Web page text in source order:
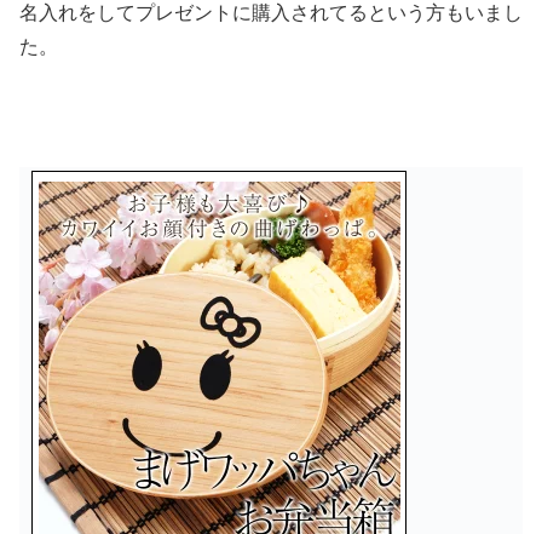
名入れをしてプレゼントに購入されてるという方もいまし
た。